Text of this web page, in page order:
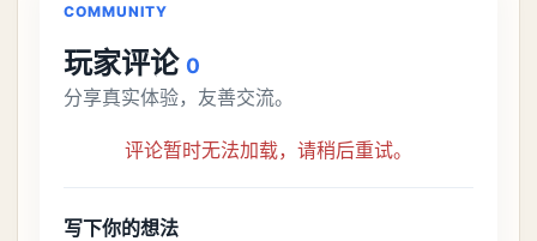
COMMUNITY
玩家评论 0
分享真实体验，友善交流。
评论暂时无法加载，请稍后重试。
写下你的想法